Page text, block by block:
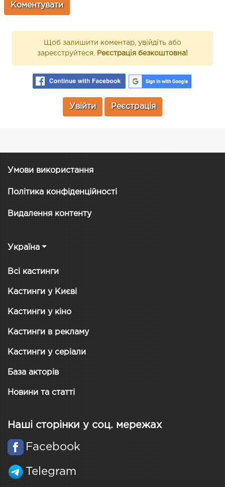
Щоб залишити коментар, увійдіть або
зареєструйтеся. Реєстрація безкоштовна!
Увійти Реєстрація
Умови використання
Політика конфіденційності
Видалення контенту
Україна
Всі кастинги
Кастинги у Києві
Кастинги у кіно
Кастинги в рекламу
Кастинги у серіали
База акторів
Новини та статті
Наші сторінки у соц. мережах
Facebook
Telegram